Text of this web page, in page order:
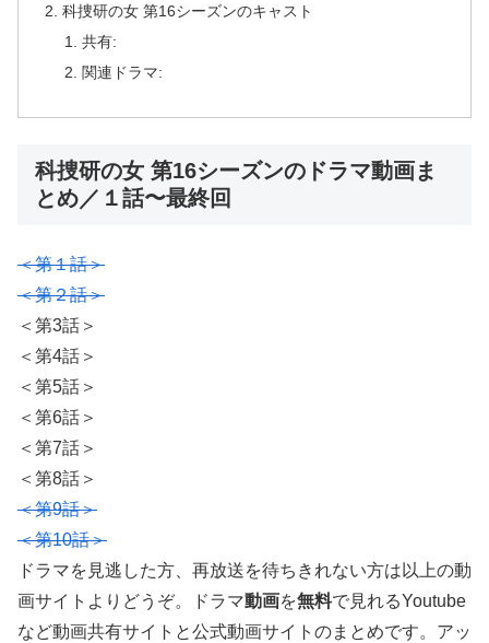
科捜研の女 第16シーズンのキャスト
共有:
関連ドラマ:
科捜研の女 第16シーズンのドラマ動画ま
とめ／１話〜最終回
＜第１話＞
＜第２話＞
＜第3話＞
＜第4話＞
＜第5話＞
＜第6話＞
＜第7話＞
＜第8話＞
＜第9話＞
＜第10話＞
ドラマを見逃した方、再放送を待ちきれない方は以上の動
画サイトよりどうぞ。ドラマ動画を無料で見れるYoutube
など動画共有サイトと公式動画サイトのまとめです。アッ